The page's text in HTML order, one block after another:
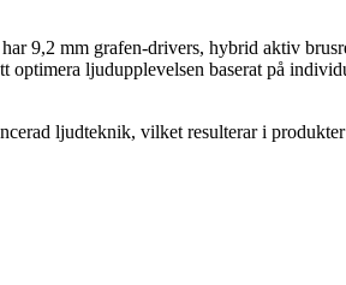
9,2 mm grafen-drivers, hybrid aktiv
optimera ljudupplevelsen baserat på
ljudteknik, vilket resulterar i